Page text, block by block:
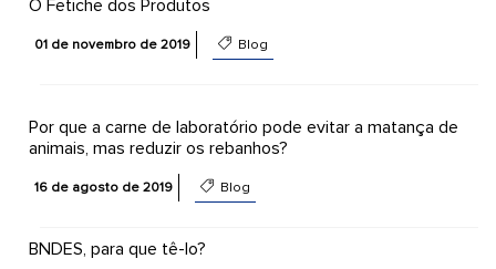
O Fetiche dos Produtos
01 de novembro de 2019 Blog
Por que a carne de laboratório pode evitar a matança de
animais, mas reduzir os rebanhos?
16 de agosto de 2019 Blog
BNDES, para que tê-lo?